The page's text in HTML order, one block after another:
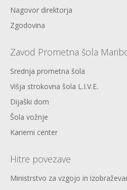
Nagovor direktorja
Zgodovina
Zavod Prometna šola
Srednja prometna šola
Višja strokovna šola L.I.V.E.
Dijaški dom
Šola vožnje
Karierni center
Hitre povezave
Ministrstvo za vzgojo in